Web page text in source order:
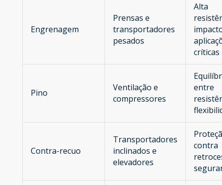
Engrenagem
Prensas e
transportadores
pesados
Alta
críticas
Pino
Ventilação e
compressores
entre
Contra-recuo
Transportadores
inclinados e
elevadores
contra